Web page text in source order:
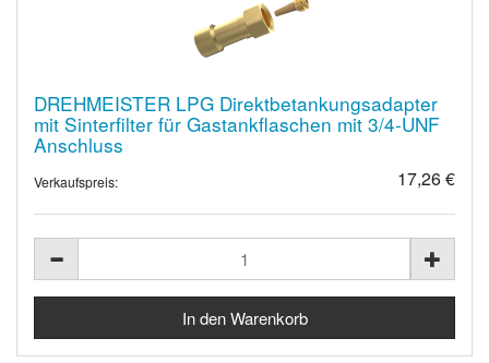
DREHMEISTER LPG Direktbetankungsadapter
mit Sinterfilter für Gastankflaschen mit 3/4-UNF
Anschluss
Verkaufspreis: 17,26 €